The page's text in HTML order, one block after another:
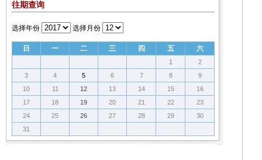
往期查询
选择年份 选择月份
日 一 二 三 四 五 六
1
2
3
4 5 6 7 8
9
10
11 12 13 14 15
16
17
18 19 20 21 22
23
24
25 26 27 28 29
30
31